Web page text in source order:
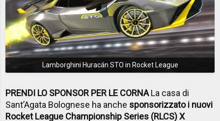
Lamborghini Huracán STO in Rocket League
PRENDI LO SPONSOR PER LE CORNALa casa di
Sant’Agata Bolognese ha anche sponsorizzato i nuovi
Rocket League Championship Series (RLCS) X